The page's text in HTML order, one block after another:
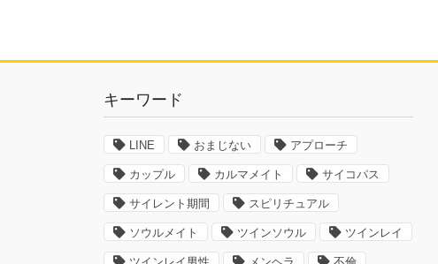
キーワード
LINE おまじない アプローチ
カップル カルマメイト サイコパス
サイレント期間 スピリチュアル
ソウルメイト ツインソウル ツインレイ